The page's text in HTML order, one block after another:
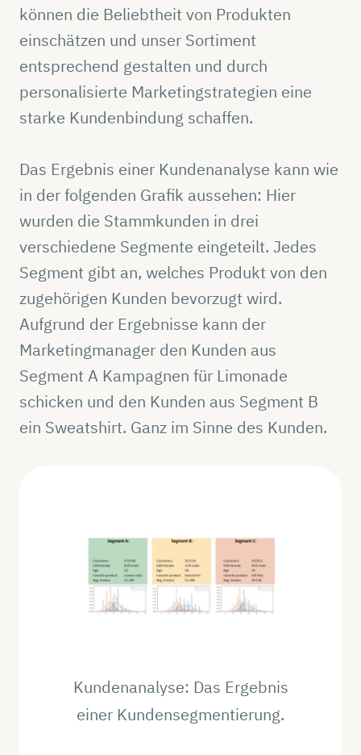
können die Beliebtheit von Produkten
einschätzen und unser Sortiment
entsprechend gestalten und durch
personalisierte Marketingstrategien eine
starke Kundenbindung schaffen.
Das Ergebnis einer Kundenanalyse kann wie
in der folgenden Grafik aussehen: Hier
wurden die Stammkunden in drei
verschiedene Segmente eingeteilt. Jedes
Segment gibt an, welches Produkt von den
zugehörigen Kunden bevorzugt wird.
Aufgrund der Ergebnisse kann der
Marketingmanager den Kunden aus
Segment A Kampagnen für Limonade
schicken und den Kunden aus Segment B
ein Sweatshirt. Ganz im Sinne des Kunden.
Kundenanalyse: Das Ergebnis
einer Kundensegmentierung.